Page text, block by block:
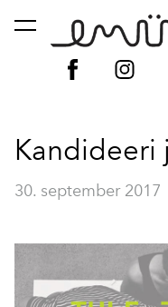
lisati ostukorvi.
Kandideeri
30. september 2017